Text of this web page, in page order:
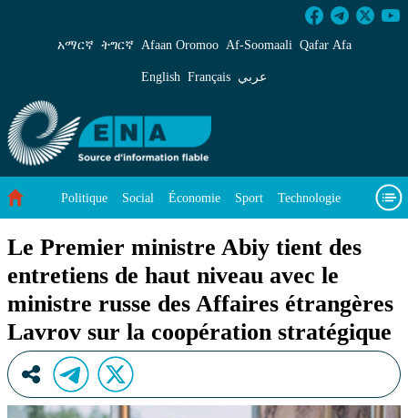
Le Premier ministre Abiy tient des entretiens
አማርኛ ትግርኛ Afaan Oromoo Af‑Soomaali Qafar Afa
English Français عربي
Politique Social Économie Sport Technologie
Le Premier ministre Abiy tient des
entretiens de haut niveau avec le
ministre russe des Affaires étrangères
Lavrov sur la coopération stratégique